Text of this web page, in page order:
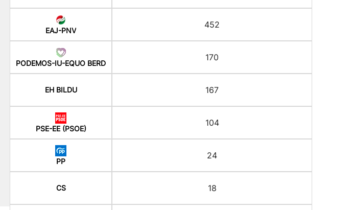
EAJ-PNV
452
PODEMOS-IU-EQUO BERD
170
EH BILDU 167
PSE-EE (PSOE)
104
PP
24
CS 18